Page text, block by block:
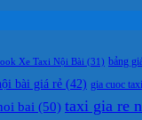
Xe Taxi Nội Bài (31) bảng
bài giá rẻ (42) gia cuoc
bai (50) taxi gia re